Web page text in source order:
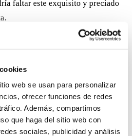
web se usan para personalizar
ofrecer funciones de redes
Además, compartimos
que haga del sitio web con
sociales, publicidad y análisis
faltar este exquisito y preciado
nuestro anterior artículo, Bodegas
Para mantener nuestra línea de
más innovador, hemos querido
quién será nuestro Asesor
concurso.